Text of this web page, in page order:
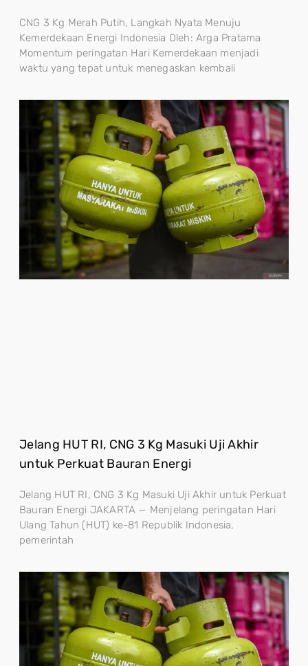
CNG 3 Kg Merah Putih, Langkah Nyata Menuju
Kemerdekaan Energi Indonesia Oleh: Arga Pratama
Momentum peringatan Hari Kemerdekaan menjadi
waktu yang tepat untuk menegaskan kembali
Jelang HUT RI, CNG 3 Kg Masuki Uji Akhir
untuk Perkuat Bauran Energi
Jelang HUT RI, CNG 3 Kg Masuki Uji Akhir untuk Perkuat
Bauran Energi JAKARTA — Menjelang peringatan Hari
Ulang Tahun (HUT) ke-81 Republik Indonesia,
pemerintah